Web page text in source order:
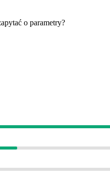
o parametry?